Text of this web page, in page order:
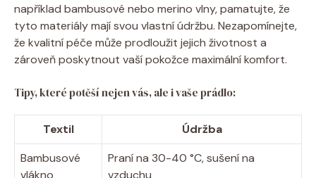
například bambusové nebo merino‌ vlny, pamatujte, že
‌tyto materiály mají svou vlastní údržbu. Nezapomínejte,
že kvalitní péče může prodloužit jejich životnost⁢ a
zároveň poskytnout vaší ⁣pokožce maximální⁣ komfort.
Tipy,‍ které potěší ‍nejen vás, ale i vaše prádlo:
Textil
Údržba
Bambusové
⁤vlákno
Praní na‍ 30-40‌ °C, ‌sušení⁢ na
vzduchu